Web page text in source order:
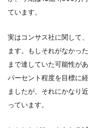
ています。
実はコンサス社に関して
ます。もしそれがなかっ
まで達していた可能性が
パーセント程度を目標に
ましたが、それにかなり
っています。